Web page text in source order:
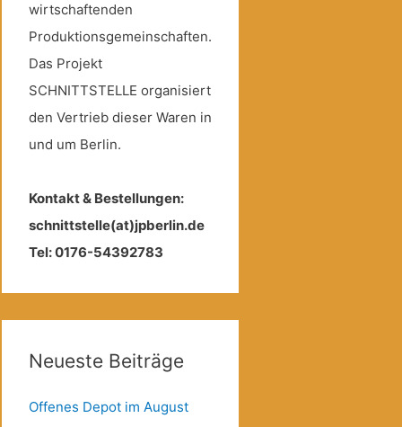
wirtschaftenden
Produktionsgemeinschaften.
Das Projekt
SCHNITTSTELLE organisiert
den Vertrieb dieser Waren in
und um Berlin.
Kontakt & Bestellungen:
schnittstelle(at)jpberlin.de
Tel: 0176-54392783
Neueste Beiträge
Offenes Depot im August